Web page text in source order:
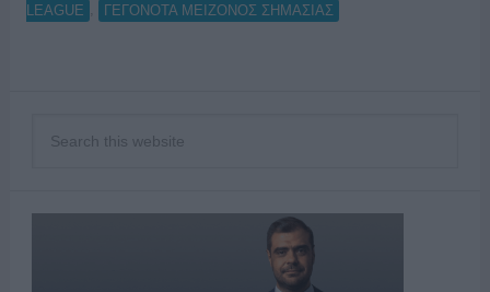
LEAGUE
ΓΕΓΟΝΟΤΑ ΜΕΙΖΟΝΟΣ ΣΗΜΑΣΙΑΣ